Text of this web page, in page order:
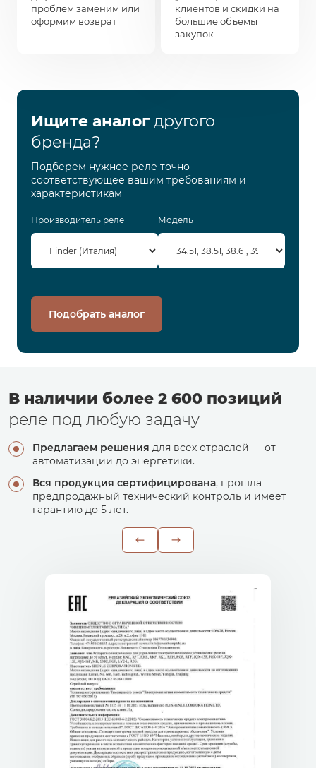
проблем заменим или
оформим возврат
клиентов и скидки на
большие объемы
закупок
Ищите аналогдругого
бренда?
Подберем нужное реле точно
соответствующее вашим требованиям и
характеристикам
Производитель реле Модель
Подобрать аналог
В наличии более 2 600 позиций
реле под любую задачу
Предлагаем решения для всех отраслей — от
автоматизации до энергетики.
Вся продукция сертифицирована, прошла
предпродажный технический контроль и имеет
гарантию до 5 лет.